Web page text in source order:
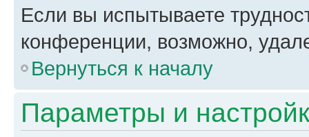
Если вы испытываете
конференции, возможно,
Вернуться к началу
Параметры и